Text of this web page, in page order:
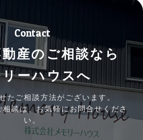
Contact
産のご相談なら
ーハウスへ
たご相談方法がございます。
談は、お気軽にお問合せくださ
い。